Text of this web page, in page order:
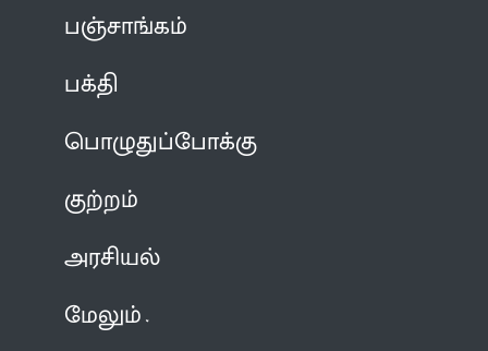
பஞ்சாங்கம்
பக்தி
பொழுதுப்போக்கு
குற்றம்
அரசியல்
மேலும்